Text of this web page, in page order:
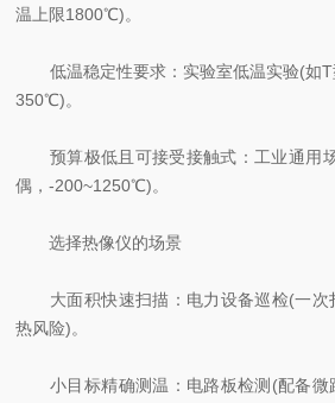
温上限1800℃)。
低温稳定性要求：实验室低温实验(如T
350℃)。
预算极低且可接受接触式：工业通用
偶，-200~1250℃)。
选择热像仪的场景
大面积快速扫描：电力设备巡检(一次
热风险)。
小目标精确测温：电路板检测(配备微